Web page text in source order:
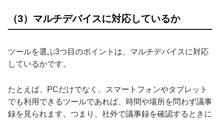
（3）マルチデバイスに対応しているか
ツールを選ぶ3つ目のポイントは、マルチデバイスに対応
しているかです。
たとえば、PCだけでなく、スマートフォンやタブレット
でも利用できるツールであれば、時間や場所を問わず議事
録を見られます。つまり、社外で議事録を確認するときに